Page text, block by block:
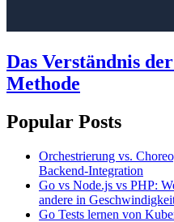
Das Verständnis
Methode
Popular Posts
Orchestrierung vs.
Backend-Integration
Go vs Node.js vs PHP:
andere in
Go Tests lernen von